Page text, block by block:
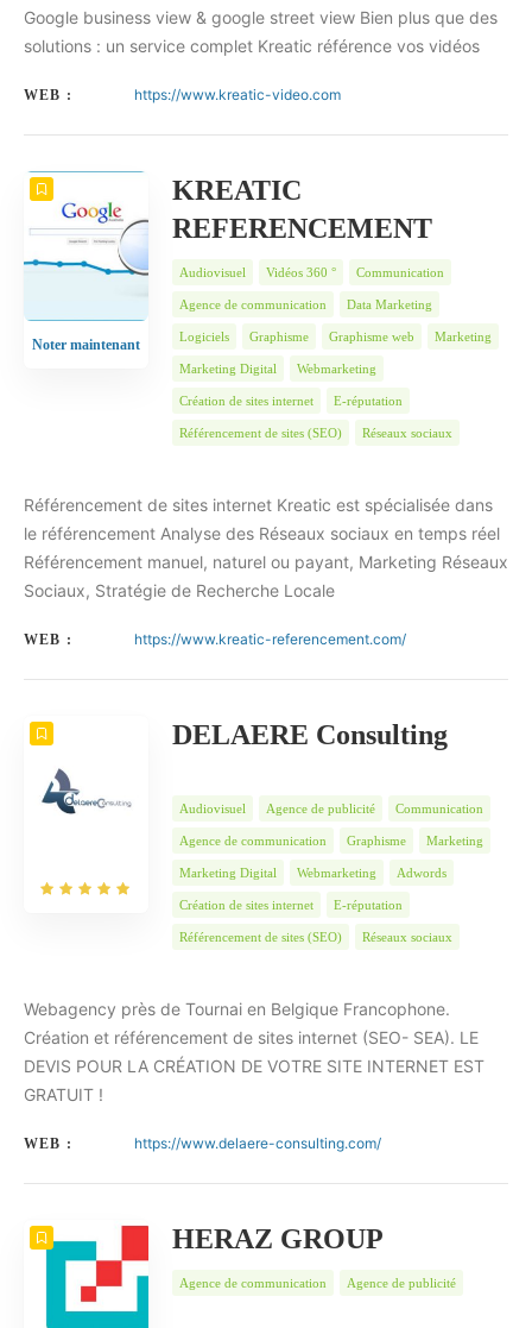
Google business view & google street view Bien plus que des
solutions : un service complet Kreatic référence vos vidéos
WEB : https://www.kreatic-video.com
Noter maintenant
KREATIC
REFERENCEMENT
Audiovisuel Vidéos 360 ° Communication
Agence de communication Data Marketing
Logiciels Graphisme Graphisme web Marketing
Marketing Digital Webmarketing
Création de sites internet E-réputation
Référencement de sites (SEO) Réseaux sociaux
Référencement de sites internet Kreatic est spécialisée dans
le référencement Analyse des Réseaux sociaux en temps réel
Référencement manuel, naturel ou payant, Marketing Réseaux
Sociaux, Stratégie de Recherche Locale
WEB : https://www.kreatic-referencement.com/
DELAERE Consulting
Audiovisuel Agence de publicité Communication
Agence de communication Graphisme Marketing
Marketing Digital Webmarketing Adwords
Création de sites internet E-réputation
Référencement de sites (SEO) Réseaux sociaux
Webagency près de Tournai en Belgique Francophone.
Création et référencement de sites internet (SEO- SEA). LE
DEVIS POUR LA CRÉATION DE VOTRE SITE INTERNET EST
GRATUIT !
WEB : https://www.delaere-consulting.com/
HERAZ GROUP
Agence de communication Agence de publicité